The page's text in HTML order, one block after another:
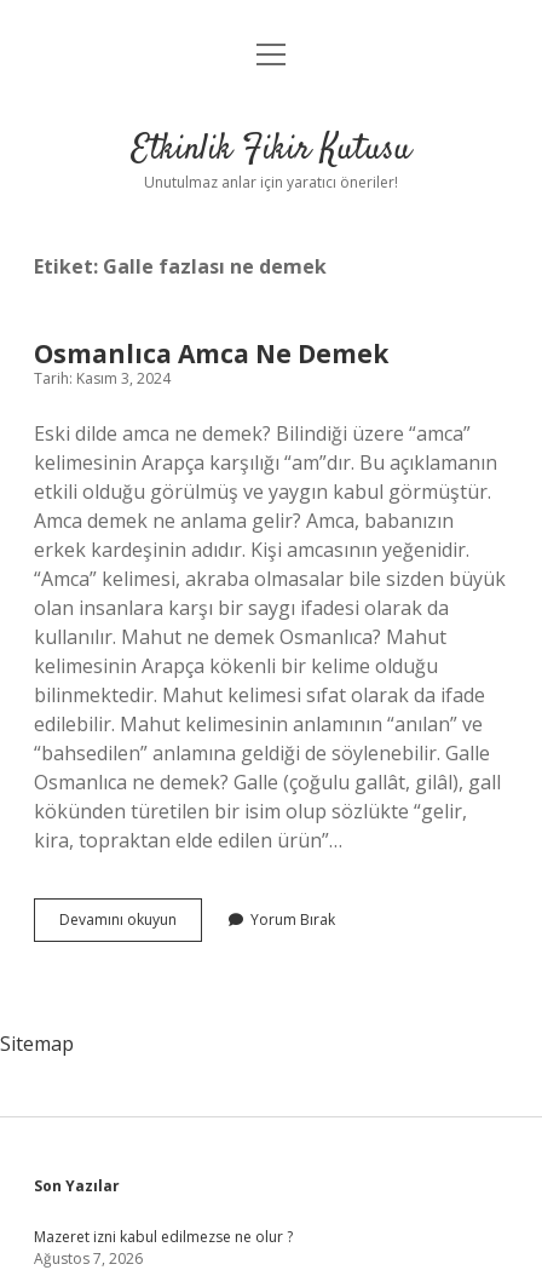
Anasayfa
Yasal Uyarı
menüyü
Etkinlik Fikir Kutusu
Unutulmaz anlar için yaratıcı öneriler!
Etiket: Galle fazlası ne demek
Osmanlıca Amca Ne Demek
Tarih: Kasım 3, 2024
Eski dilde amca ne demek? Bilindiği üzere “amca”
kelimesinin Arapça karşılığı “am”dır. Bu açıklamanın
etkili olduğu görülmüş ve yaygın kabul görmüştür.
Amca demek ne anlama gelir? Amca, babanızın
erkek kardeşinin adıdır. Kişi amcasının yeğenidir.
“Amca” kelimesi, akraba olmasalar bile sizden büyük
olan insanlara karşı bir saygı ifadesi olarak da
kullanılır. Mahut ne demek Osmanlıca? Mahut
kelimesinin Arapça kökenli bir kelime olduğu
bilinmektedir. Mahut kelimesi sıfat olarak da ifade
edilebilir. Mahut kelimesinin anlamının “anılan” ve
“bahsedilen” anlamına geldiği de söylenebilir. Galle
Osmanlıca ne demek? Galle (çoğulu gallât, gilâl), gall
kökünden türetilen bir isim olup sözlükte “gelir,
kira, topraktan elde edilen ürün”…
Devamını okuyun Osmanlıca
Amca
Yorum Bırak
Sitemap
Sidebar
Son Yazılar
Mazeret izni kabul edilmezse ne olur ?
Ağustos 7, 2026